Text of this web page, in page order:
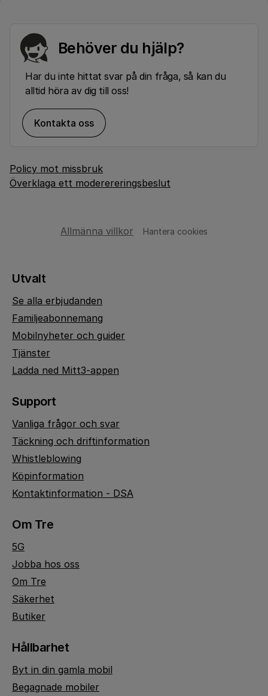
Behöver du hjälp?
Har du inte hittat svar på din fråga, så kan du
alltid höra av dig till oss!
Kontakta oss
Policy mot missbruk
Överklaga ett moderereringsbeslut
Allmänna villkor Hantera cookies
Utvalt
Se alla erbjudanden
Familjeabonnemang
Mobilnyheter och guider
Tjänster
Ladda ned Mitt3-appen
Support
Vanliga frågor och svar
Täckning och driftinformation
Whistleblowing
Köpinformation
Kontaktinformation - DSA
Om Tre
5G
Jobba hos oss
Om Tre
Säkerhet
Butiker
Hållbarhet
Byt in din gamla mobil
Begagnade mobiler